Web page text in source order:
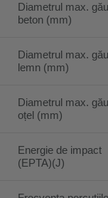
Diametrul max.
beton (mm)
Diametrul max.
lemn (mm)
Diametrul max.
oțel (mm)
Energie de impact
(EPTA)(J)